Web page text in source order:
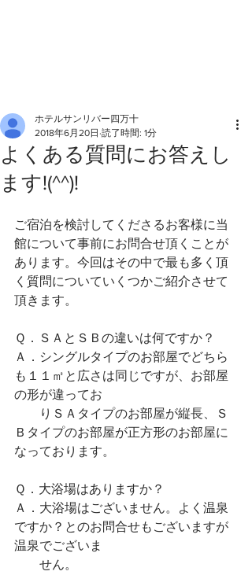
よくある質問にお答えし
ます!(^^)!
ホテルサンリバー四万十
2018年6月20日 読了時間: 1分
ご宿泊を検討してくださるお客様に当
館について事前にお問合せ頂くことが
あります。今回はその中で最も多く頂
く質問についていくつかご紹介させて
頂きます。
Ｑ．ＳＡとＳＢの違いは何ですか？
Ａ．シングルタイプのお部屋でどちら
も１１㎡と広さは同じですが、お部屋
の形が違ってお
りＳＡタイプのお部屋が縦長、Ｓ
Ｂタイプのお部屋が正方形のお部屋に
なっております。
Ｑ．大浴場はありますか？
Ａ．大浴場はございません。よく温泉
ですか？とのお問合せもございますが
温泉でございま
せん。